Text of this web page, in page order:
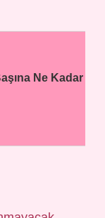
Ne Kadar